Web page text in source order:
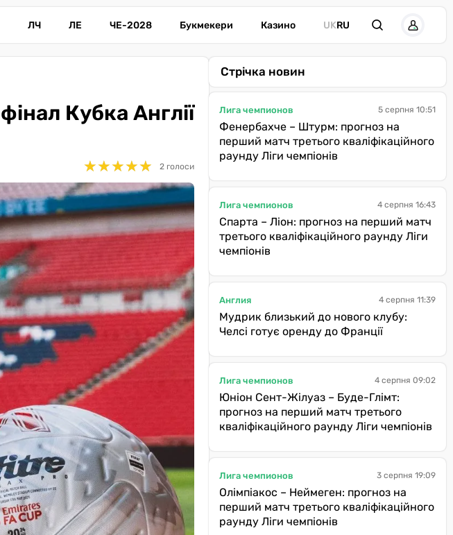
ЛЧ ЛЕ ЧЕ-2028 Букмекери Казино UKRU
Кубка Англії
★★★★★
★★★★★ 2 голоси
Стрічка новин
Лига чемпионов 5 серпня 10:51
Фенербахче – Штурм: прогноз на
перший матч третього кваліфікаційного
раунду Ліги чемпіонів
Лига чемпионов 4 серпня 16:43
Спарта – Ліон: прогноз на перший матч
третього кваліфікаційного раунду Ліги
чемпіонів
Англия 4 серпня 11:39
Мудрик близький до нового клубу:
Челсі готує оренду до Франції
Лига чемпионов 4 серпня 09:02
Юніон Сент-Жілуаз – Буде-Глімт:
прогноз на перший матч третього
кваліфікаційного раунду Ліги чемпіонів
Лига чемпионов 3 серпня 19:09
Олімпіакос – Неймеген: прогноз на
перший матч третього кваліфікаційного
раунду Ліги чемпіонів